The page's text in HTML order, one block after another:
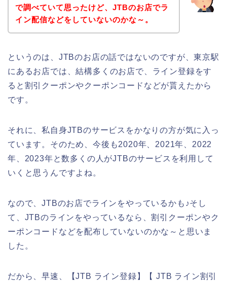
で調べていて思ったけど、JTBのお店でラ
イン配信などをしていないのかな～。
というのは、JTBのお店の話ではないのですが、東京駅
にあるお店では、結構多くのお店で、ライン登録をす
ると割引クーポンやクーポンコードなどが貰えたから
です。
それに、私自身JTBのサービスをかなりの方が気に入っ
ています。そのため、今後も2020年、2021年、2022
年、2023年と数多くの人がJTBのサービスを利用して
いくと思うんですよね。
なので、JTBのお店でラインをやっているかも♪そし
て、JTBのラインをやっているなら、割引クーポンやク
ーポンコードなどを配布していないのかな～と思いま
した。
だから、早速、【JTB ライン登録】【 JTB ライン割引